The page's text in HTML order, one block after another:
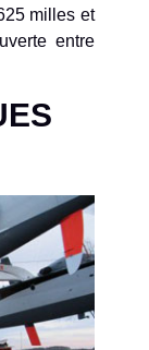
milles et
entre